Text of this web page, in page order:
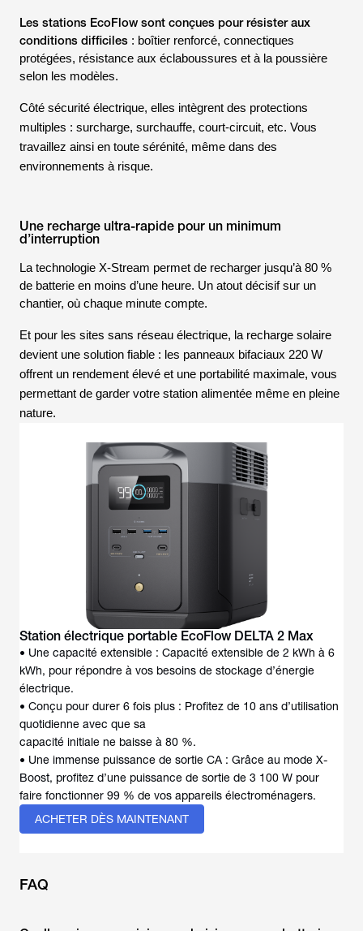
Les stations EcoFlow sont conçues pour résister aux
conditions difficiles : boîtier renforcé, connectiques
protégées, résistance aux éclaboussures et à la poussière
selon les modèles.
Côté sécurité électrique, elles intègrent des protections
multiples : surcharge, surchauffe, court-circuit, etc. Vous
travaillez ainsi en toute sérénité, même dans des
environnements à risque.
Une recharge ultra-rapide pour un minimum
d’interruption
La technologie X-Stream permet de recharger jusqu’à 80 %
de batterie en moins d’une heure. Un atout décisif sur un
chantier, où chaque minute compte.
Et pour les sites sans réseau électrique, la recharge solaire
devient une solution fiable : les panneaux bifaciaux 220 W
offrent un rendement élevé et une portabilité maximale, vous
permettant de garder votre station alimentée même en pleine
nature.
Station électrique portable EcoFlow DELTA 2 Max
• Une capacité extensible : Capacité extensible de 2 kWh à 6
kWh, pour répondre à vos besoins de stockage d’énergie
électrique.
• Conçu pour durer 6 fois plus : Profitez de 10 ans d’utilisation
quotidienne avec que sa
capacité initiale ne baisse à 80 %.
• Une immense puissance de sortie CA : Grâce au mode X-
Boost, profitez d’une puissance de sortie de 3 100 W pour
faire fonctionner 99 % de vos appareils électroménagers.
ACHETER DÈS MAINTENANT
FAQ